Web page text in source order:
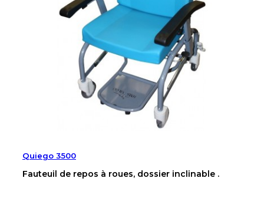
Quiego 3500
Fauteuil de repos à roues, dossier inclinable .